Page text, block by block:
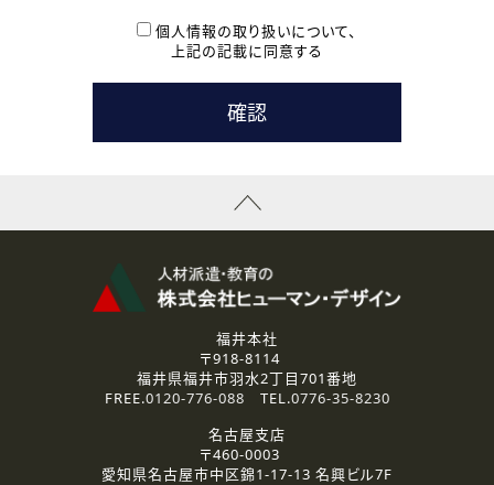
本登録に関するご連絡および本登録時の参考情報として利
たします。
( 3 ) スタッフ派遣を検討されている企業の皆様
お問い合わせの内容に回答するために利用いたします。
なお、ご連絡手段は、電話・Ｅメールのいずれかの方法とい
資料送付、受講相談に関するご連絡のために利用いたしま
その他、お問い合わせの内容に回答するために利用いたし
なお、ご連絡手段は、電話・Ｅメールのいずれかの方法とい
2.個人情報の第三者提供
ご提供いただいた個人情報は、法令等の規定に従う場合を除き、
3.個人情報の取り扱いの委託
弊社の定める個人情報保護の評価基準を満たした委託先に、個
個人情報の取り扱いについて、
上記の記載に同意する
福井本社
〒918-8114
福井県福井市羽水2丁目701番地
FREE.0120-776-088 TEL.0776-35-8230
名古屋支店
〒460-0003
愛知県名古屋市中区錦1-17-13 名興ビル7F